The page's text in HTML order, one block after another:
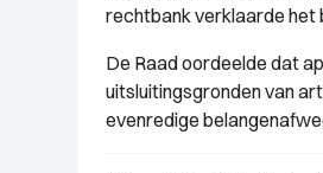
rechtbank verklaarde het
De Raad oordeelde dat
uitsluitingsgronden van
evenredige